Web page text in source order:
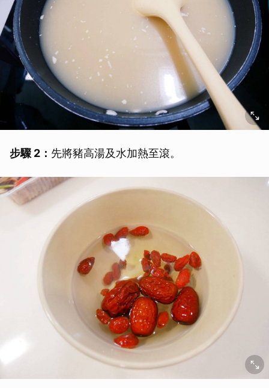
步驟 2： 先將豬高湯及水加熱至滾。